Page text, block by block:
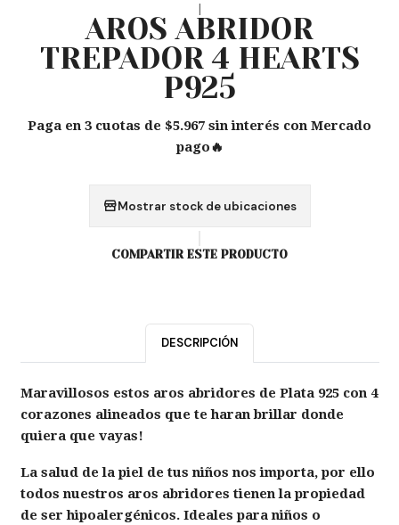
|
AROS ABRIDOR
TREPADOR 4 HEARTS
P925
Paga en 3 cuotas de $5.967 sin interés con Mercado
pago🔥
Mostrar stock de ubicaciones
COMPARTIR ESTE PRODUCTO
DESCRIPCIÓN
Maravillosos estos aros abridores de Plata 925 con 4
corazones alineados que te haran brillar donde
quiera que vayas!
La salud de la piel de tus niños nos importa, por ello
todos nuestros aros abridores tienen la propiedad
de ser hipoalergénicos. Ideales para niños o